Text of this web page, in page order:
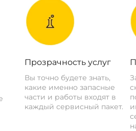
Прозрачность услуг
Вы точно будете знать,
какие именно запасные
части и работы входят в
каждый сервисный пакет.